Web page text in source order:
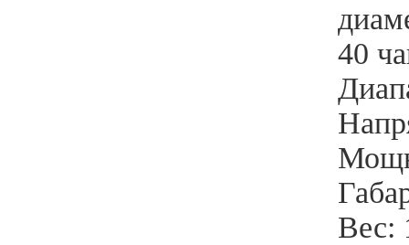
40
Вес: